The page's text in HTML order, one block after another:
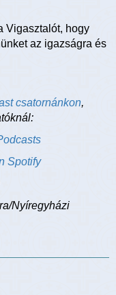
Vigasztalót, hogy
az igazságra és
csatornánkon,
Spotify
Nyíregyházi